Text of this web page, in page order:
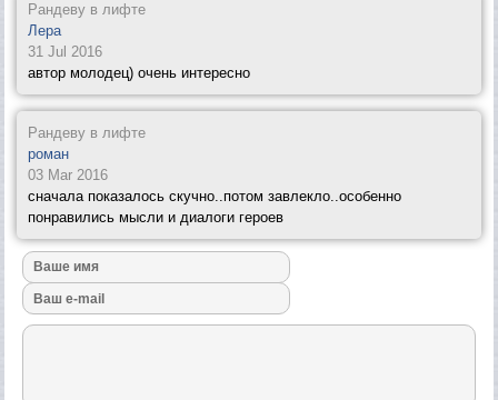
Рандеву в лифте
Лера
31 Jul 2016
автор молодец) очень интересно
Рандеву в лифте
роман
03 Mar 2016
сначала показалось скучно..потом завлекло..особенно
понравились мысли и диалоги героев